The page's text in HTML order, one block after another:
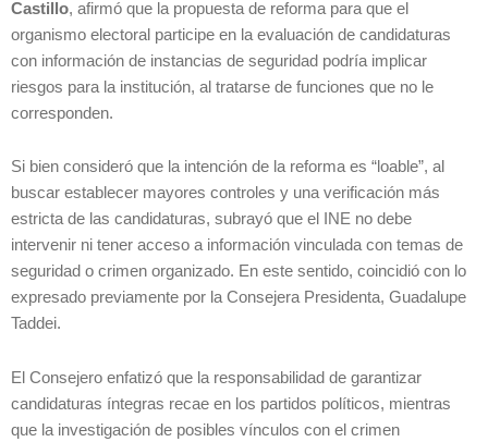
Castillo, afirmó que la propuesta de reforma para que el
organismo electoral participe en la evaluación de candidaturas
con información de instancias de seguridad podría implicar
riesgos para la institución, al tratarse de funciones que no le
corresponden.
Si bien consideró que la intención de la reforma es “loable”, al
buscar establecer mayores controles y una verificación más
estricta de las candidaturas, subrayó que el INE no debe
intervenir ni tener acceso a información vinculada con temas de
seguridad o crimen organizado. En este sentido, coincidió con lo
expresado previamente por la Consejera Presidenta, Guadalupe
Taddei.
El Consejero enfatizó que la responsabilidad de garantizar
candidaturas íntegras recae en los partidos políticos, mientras
que la investigación de posibles vínculos con el crimen